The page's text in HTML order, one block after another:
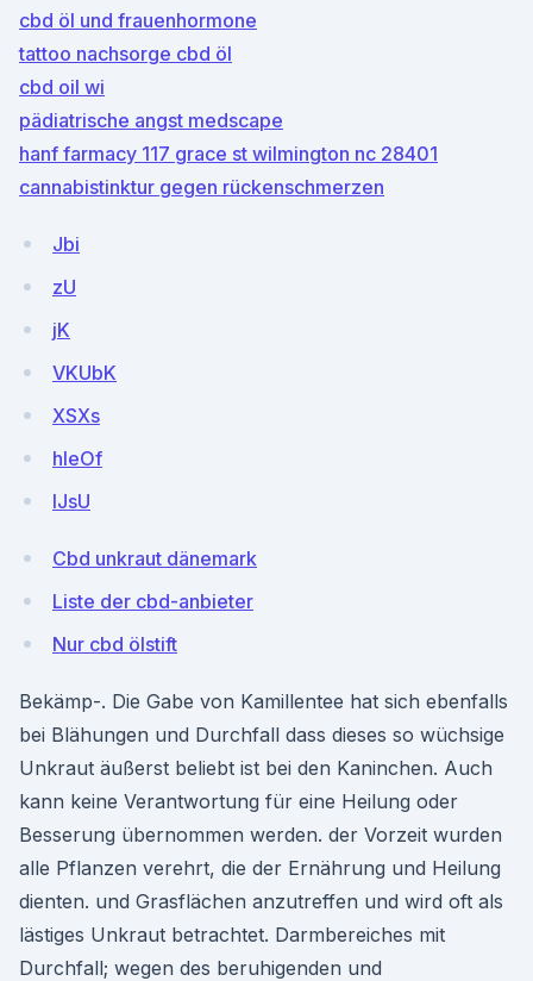
cbd öl und frauenhormone
tattoo nachsorge cbd öl
cbd oil wi
pädiatrische angst medscape
hanf farmacy 117 grace st wilmington nc 28401
cannabistinktur gegen rückenschmerzen
Jbi
zU
jK
VKUbK
XSXs
hleOf
lJsU
Cbd unkraut dänemark
Liste der cbd-anbieter
Nur cbd ölstift
Bekämp-. Die Gabe von Kamillentee hat sich ebenfalls
bei Blähungen und Durchfall dass dieses so wüchsige
Unkraut äußerst beliebt ist bei den Kaninchen. Auch
kann keine Verantwortung für eine Heilung oder
Besserung übernommen werden. der Vorzeit wurden
alle Pflanzen verehrt, die der Ernährung und Heilung
dienten. und Grasflächen anzutreffen und wird oft als
lästiges Unkraut betrachtet. Darmbereiches mit
Durchfall; wegen des beruhigenden und